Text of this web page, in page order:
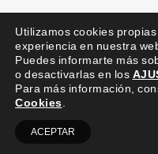
Utilizamos cookies
experiencia en nuestra
Puedes informarte más
o desactivarlas en los
Para más información,
Cookies.
ACEPTAR